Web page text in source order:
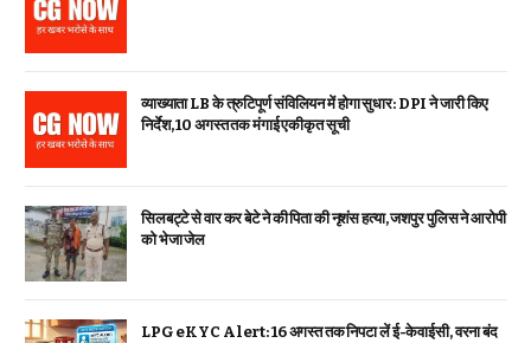
व्याख्याता LB के त्रुटिपूर्ण संविलियन में होगा सुधार: DPI ने जारी किए
निर्देश, 10 अगस्त तक मंगाई एकीकृत सूची
सिलबट्टे से वार कर बेटे ने की पिता की नृशंस हत्या, जशपुर पुलिस ने आरोपी
को भेजा जेल
LPG eKYC Alert: 16 अगस्त तक निपटा लें ई-केवाईसी, वरना बंद